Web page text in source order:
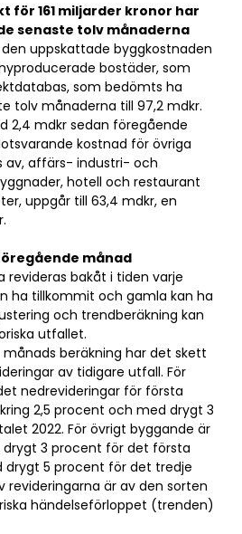
för 161 miljarder kronor har
senaste tolv månaderna
uppskattade byggkostnaden
bostäder, som
som bedömts ha
tolv månaderna till 97,2 mdkr.
2,4 mdkr sedan föregående
kostnad för övriga
av, affärs- industri- och
hotell och restaurant
uppgår till 63,4 mdkr, en
månad
revideras bakåt i tiden varje
ha tillkommit och gamla kan ha
och trendberäkning kan
utfallet.
beräkning har det skett
av tidigare utfall. För
nedrevideringar för första
2,5 procent och med drygt 3
2022. För övrigt byggande är
3 procent för det första
drygt 5 procent för det tredje
revideringarna är av den sorten
händelseförloppet (trenden)